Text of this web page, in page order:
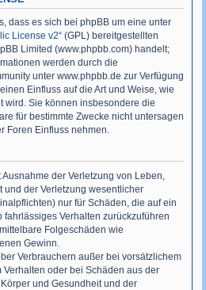
dass es sich bei phpBB um eine unter
License v2“ (GPL) bereitgestellten
Limited (www.phpbb.com) handelt;
werden durch die
unter www.phpbb.de zur Verfügung
Einfluss auf die Art und Weise, wie
wird. Sie können insbesondere die
für bestimmte Zwecke nicht untersagen
Foren Einfluss nehmen.
der Verletzung von Leben,
und der Verletzung wesentlicher
nur für Schäden, die auf ein
fahrlässiges Verhalten zurückzuführen
Folgeschäden wie
Gewinn.
Verbrauchern außer bei vorsätzlichem
oder bei Schäden aus der
und Gesundheit und der